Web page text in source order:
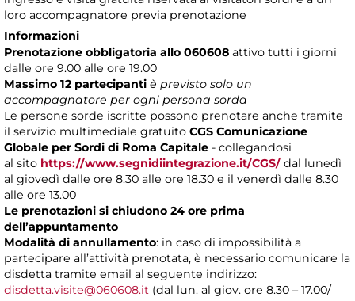
loro accompagnatore previa prenotazione
Informazioni
Prenotazione obbligatoria allo 060608 attivo tutti i giorni
dalle ore 9.00 alle ore 19.00
Massimo 12 partecipanti è previsto solo un
accompagnatore per ogni persona sorda
Le persone sorde iscritte possono prenotare anche tramite
il servizio multimediale gratuito CGS Comunicazione
Globale per Sordi di Roma Capitale - collegandosi
al sito https://www.segnidiintegrazione.it/CGS/ dal lunedì
al giovedì dalle ore 8.30 alle ore 18.30 e il venerdì dalle 8.30
alle ore 13.00
Le prenotazioni si chiudono 24 ore prima
dell’appuntamento
Modalità di annullamento: in caso di impossibilità a
partecipare all’attività prenotata, è necessario comunicare la
disdetta tramite email al seguente indirizzo:
disdetta.visite@060608.it (dal lun. al giov. ore 8.30 – 17.00/